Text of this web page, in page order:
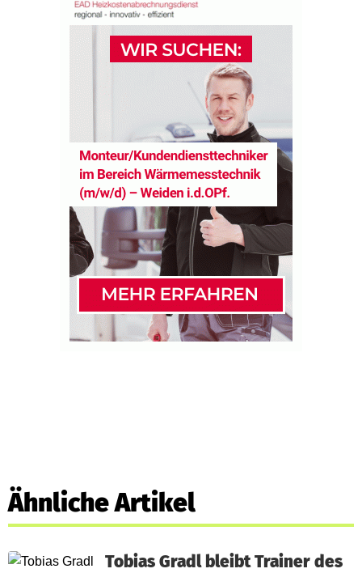
Ähnliche Artikel
Tobias Gradl bleibt Trainer des